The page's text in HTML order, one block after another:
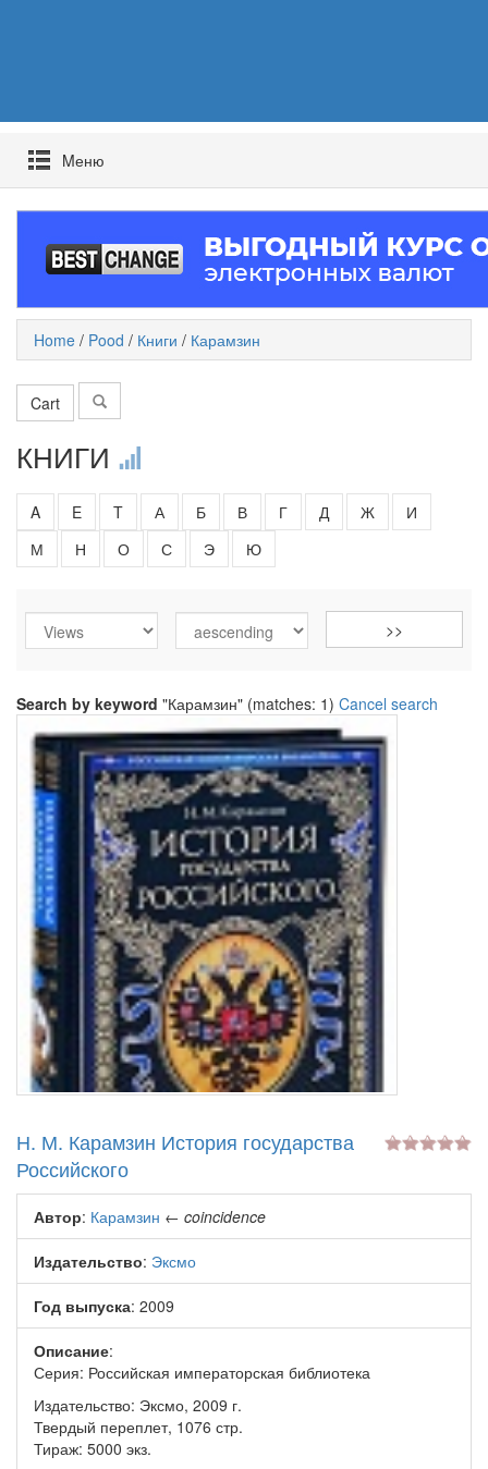
Mеню
Home / Pood / Книги / Карамзин
Cart
КНИГИ
A E T А Б В Г Д Ж
И
М
Н О С Э Ю
Search by keyword "Карамзин" (matches: 1) Cancel search
Н. М. Карамзин История государства
Российского
Автор: Карамзин ← coincidence
Издательство: Эксмо
Год выпуска: 2009
Описание:
Серия: Российская императорская библиотека
Издательство: Эксмо, 2009 г.
Твердый переплет, 1076 стр.
Тираж: 5000 экз.